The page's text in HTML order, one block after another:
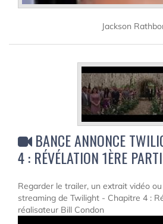
Jackson
BANCE ANNONCE
4 : RÉVÉLATION 1ÈRE
Regarder le trailer, un extrait vidéo
streaming de Twilight - Chapitre 4 :
réalisateur Bill Condon